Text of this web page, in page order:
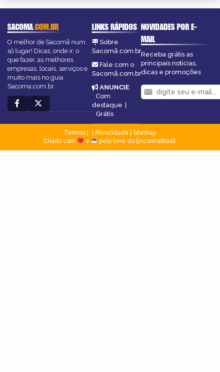
SACOMA.COM.BR
O melhor de Sacomã num
só lugar! Dicas, onde ir, o
que fazer, as melhores
empresas, locais, serviços e
muito mais no guia
Sacoma.com.br.
LINKS RÁPIDOS
Sobre
Sacomã.com.br
Fale com o
Sacomã.com.br
ANUNCIE:
Com
destaque |
Grátis
NOVIDADES POR E-
MAIL
Receba grátis as
principais notícias,
dicas e promoções
Termos Privacidade
Sitemap
Criado com
e pelo time do EncontraBrasil